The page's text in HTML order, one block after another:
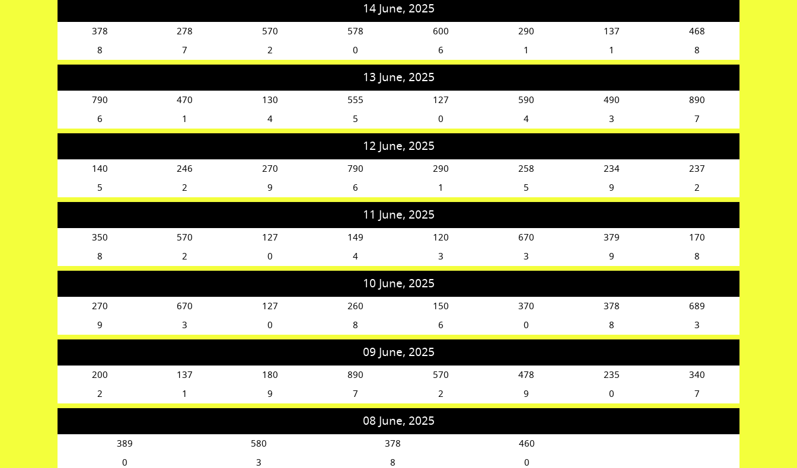
14 June, 2025
378 278 570 578 600 290 137
468
8
7 2 0 6 1 1 8
13 June, 2025
790 470 130 555 127 590 490
890
6
1 4 5 0 4 3 7
12 June, 2025
140 246 270 790 290 258 234
237
5
2 9 6 1 5 9 2
11 June, 2025
350 570 127 149 120 670 379
170
8
2 0 4 3 3 9 8
10 June, 2025
270 670 127 260 150 370 378
689
9
3 0 8 6 0 8 3
09 June, 2025
200 137 180 890 570 478 235
340
2
1 9 7 2 9 0 7
08 June, 2025
389 580 378
460
0
3 8 0